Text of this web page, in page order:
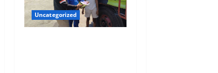
Uncategorized